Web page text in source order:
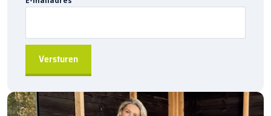
aanvraaggeleverd worden.
Gemakkelijk te installeren
Geschikt voor verschillende toepassingen, van tuinen
tot grotere projecten